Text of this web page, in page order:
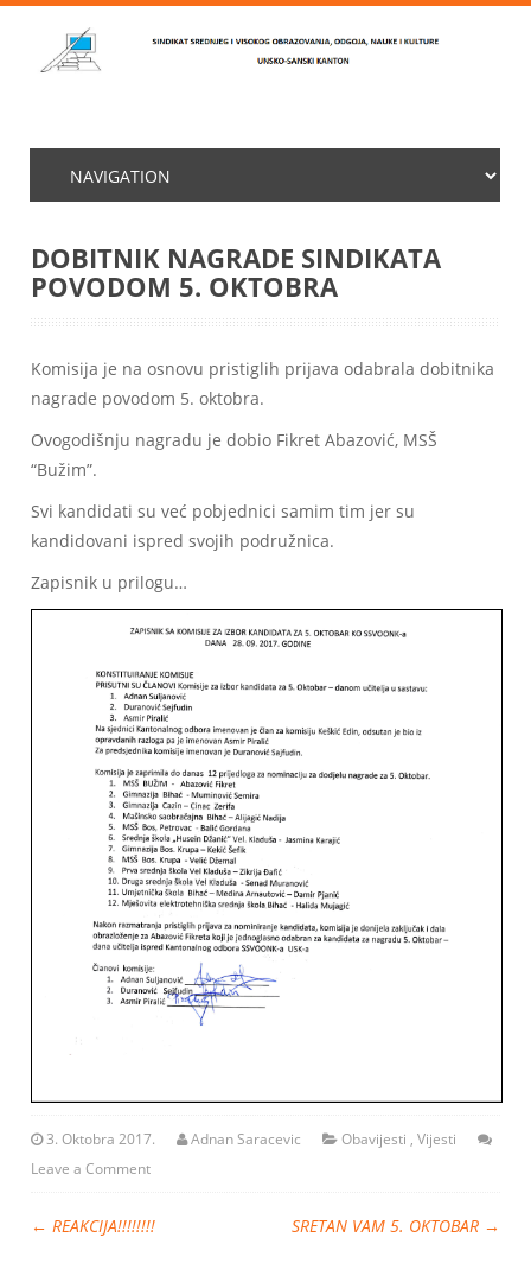
DOBITNIK NAGRADE SINDIKATA
POVODOM 5. OKTOBRA
Komisija je na osnovu pristiglih prijava odabrala dobitnika
nagrade povodom 5. oktobra.
Ovogodišnju nagradu je dobio Fikret Abazović, MSŠ
“Bužim”.
Svi kandidati su već pobjednici samim tim jer su
kandidovani ispred svojih podružnica.
Zapisnik u prilogu…
3. Oktobra 2017. Adnan Saracevic Obavijesti , Vijesti
Leave a Comment
← REAKCIJA!!!!!!!! SRETAN VAM 5. OKTOBAR →